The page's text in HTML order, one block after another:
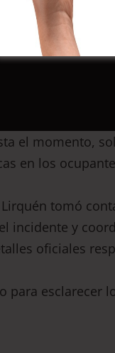
el momento,
en los
tomó
incidente y
oficiales
para esclarecer